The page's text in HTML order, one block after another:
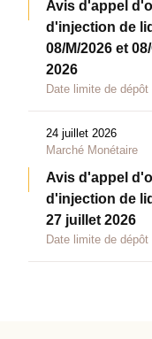
Avis d'appel
d'injection de
08/M/2026 et
2026
Date limite de
24 juillet 2026
Marché Monétaire
Avis d'appel
d'injection de
27 juillet 2026
Date limite de